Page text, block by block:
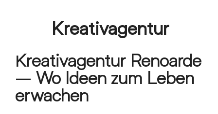
menu
menu
Kreativagentur
Kreativagentur Renoarde
– Wo Ideen zum Leben
erwachen